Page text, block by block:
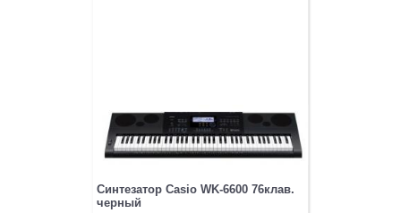
Синтезатор Casio WK-6600 76клав.
черный